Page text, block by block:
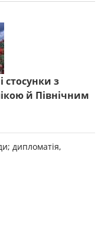
стосунки з
й Північним
дипломатія,